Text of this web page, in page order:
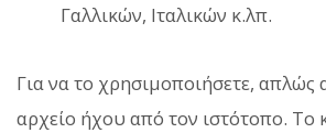
Γαλλικών, Ιταλικών κ.λπ.
Για να το χρησιμοποιήσετε, απλώς
αρχείο ήχου από τον ιστότοπο. Το